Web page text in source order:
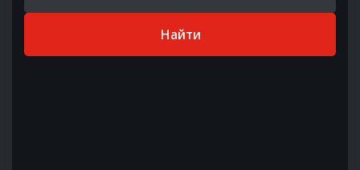
Найти